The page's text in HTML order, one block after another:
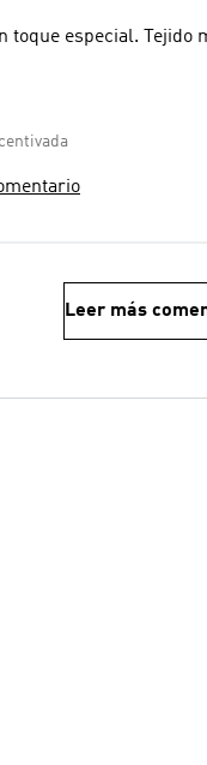
toque especial. Tejido
Leer más